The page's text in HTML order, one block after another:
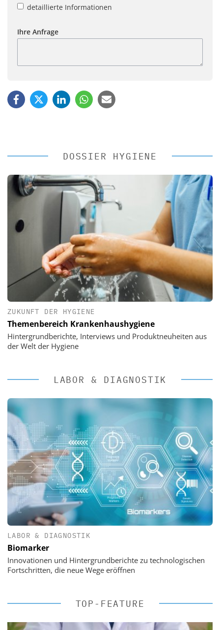
detaillierte Informationen
Ihre Anfrage
DOSSIER HYGIENE
ZUKUNFT DER HYGIENE
Themenbereich Krankenhaushygiene
Hintergrundberichte, Interviews und Produktneuheiten aus
der Welt der Hygiene
LABOR & DIAGNOSTIK
LABOR & DIAGNOSTIK
Biomarker
Innovationen und Hintergrundberichte zu technologischen
Fortschritten, die neue Wege eröffnen
TOP-FEATURE